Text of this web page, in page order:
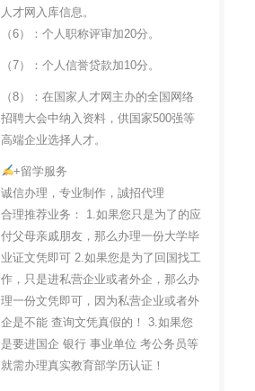
人才网入库信息。
（6）：个人职称评审加20分。
（7）：个人信誉贷款加10分。
（8）：在国家人才网主办的全国网络
招聘大会中纳入资料，供国家500强等
高端企业选择人才。
+留学服务
诚信办理，专业制作，誠招代理
合理推荐业务： 1.如果您只是为了的应
付父母亲戚朋友，那么办理一份大学毕
业证文凭即可 2.如果您是为了回国找工
作，只是进私营企业或者外企，那么办
理一份文凭即可，因为私营企业或者外
企是不能 查询文凭真假的！ 3.如果您
是要进国企 银行 事业单位 考公务员等
就需办理真实教育部学历认证！